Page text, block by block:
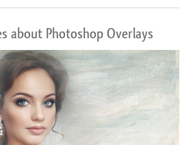
about Photoshop Overlays